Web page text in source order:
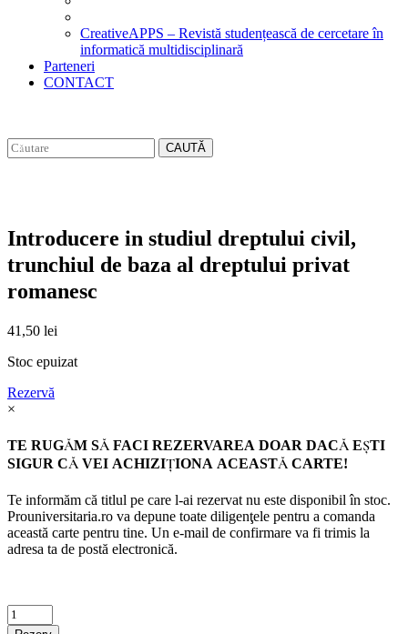
CreativeAPPS – Revistă studențească de cercetare în
informatică multidisciplinară
Parteneri
CONTACT
CAUTĂ
Introducere in studiul dreptului civil,
trunchiul de baza al dreptului privat
romanesc
41,50 lei
Stoc epuizat
Rezervă
×
TE RUGĂM SĂ FACI REZERVAREA DOAR DACĂ EŞTI
SIGUR CĂ VEI ACHIZIŢIONA ACEASTĂ CARTE!
Te informăm că titlul pe care l-ai rezervat nu este disponibil în stoc.
Prouniversitaria.ro va depune toate diligenţele pentru a comanda
această carte pentru tine. Un e-mail de confirmare va fi trimis la
adresa ta de postă electronică.
Criminalistica
quantity